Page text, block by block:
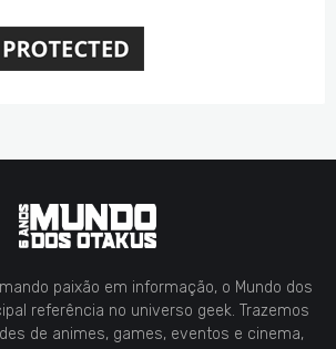
paixão em informação, o Mundo dos
referência no universo geek. Trazemos
de animes, games, eventos e cinema,